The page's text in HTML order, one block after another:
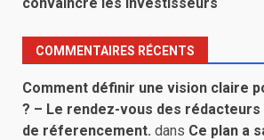
COMMENTAIRES RÉCENTS
Comment définir une vision claire
? – Le rendez-vous des
de réferencement. dans Ce plan a